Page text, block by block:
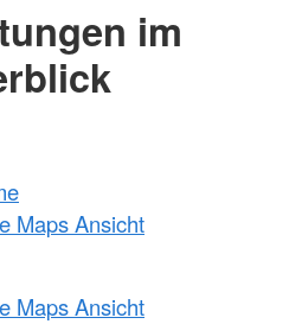
im
Maps Ansicht
Maps Ansicht